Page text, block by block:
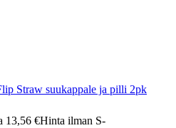
Straw suukappale ja pilli 2pk
13,56 €Hinta ilman S-